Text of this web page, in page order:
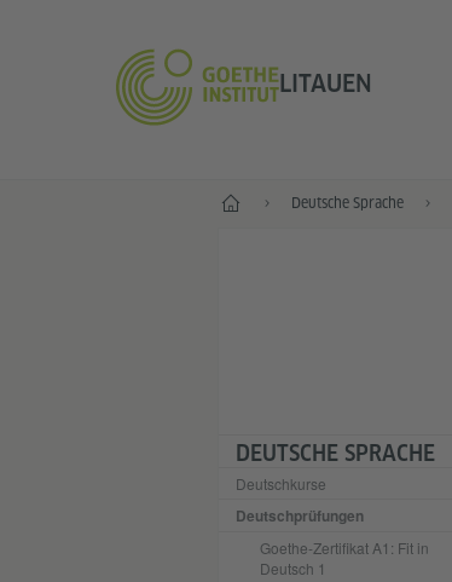
LITAUEN
Start Deutsche Sprache
DEUTSCHE SPRACHE
Deutschkurse
Deutschprüfungen
Goethe-Zertifikat A1: Fit in
Deutsch 1